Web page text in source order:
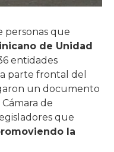
personas que
de Unidad
entidades
parte frontal del
un documento
de
que
la